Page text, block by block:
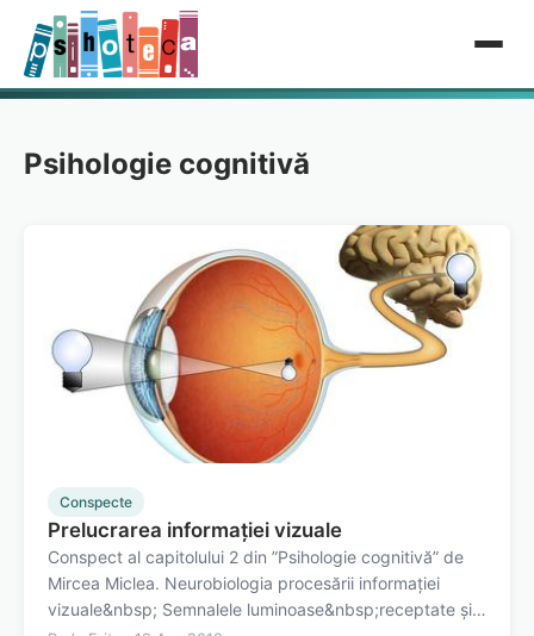
Psihologie cognitivă
Conspecte
Prelucrarea informației vizuale
Conspect al capitolului 2 din ”Psihologie cognitivă” de
Mircea Miclea. Neurobiologia procesării informației
vizuale&nbsp; Semnalele luminoase&nbsp;receptate și